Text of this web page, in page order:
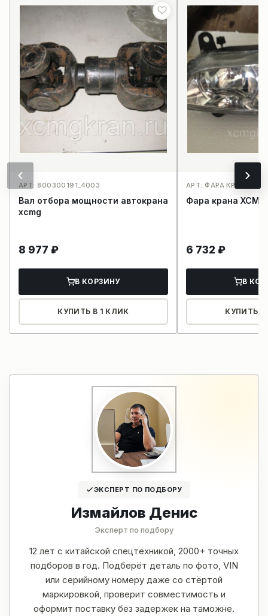
АРТ: 800300191_4003
Вал отбора мощности автокрана
xcmg
8 977 ₽
В КОРЗИНУ
КУПИТЬ В 1 КЛИК
АРТ: ФАРА КРАНА
Фара крана
6 732 ₽
В
КУПИТЬ В
ЭКСПЕРТ ПО ПОДБОРУ
Измайлов Денис
Эксперт по подбору
12 лет с китайской спецтехникой, 2000+ точных
подборов в год. Подберёт деталь по фото, VIN
или серийному номеру даже со стёртой
маркировкой, проверит совместимость и
оформит поставку без задержек на таможне.